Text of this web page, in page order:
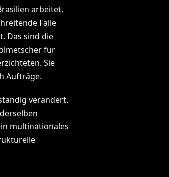
arbeitet.
Fälle
Das sind die
für
Sie
Aufträge.
verändert.
multinationales